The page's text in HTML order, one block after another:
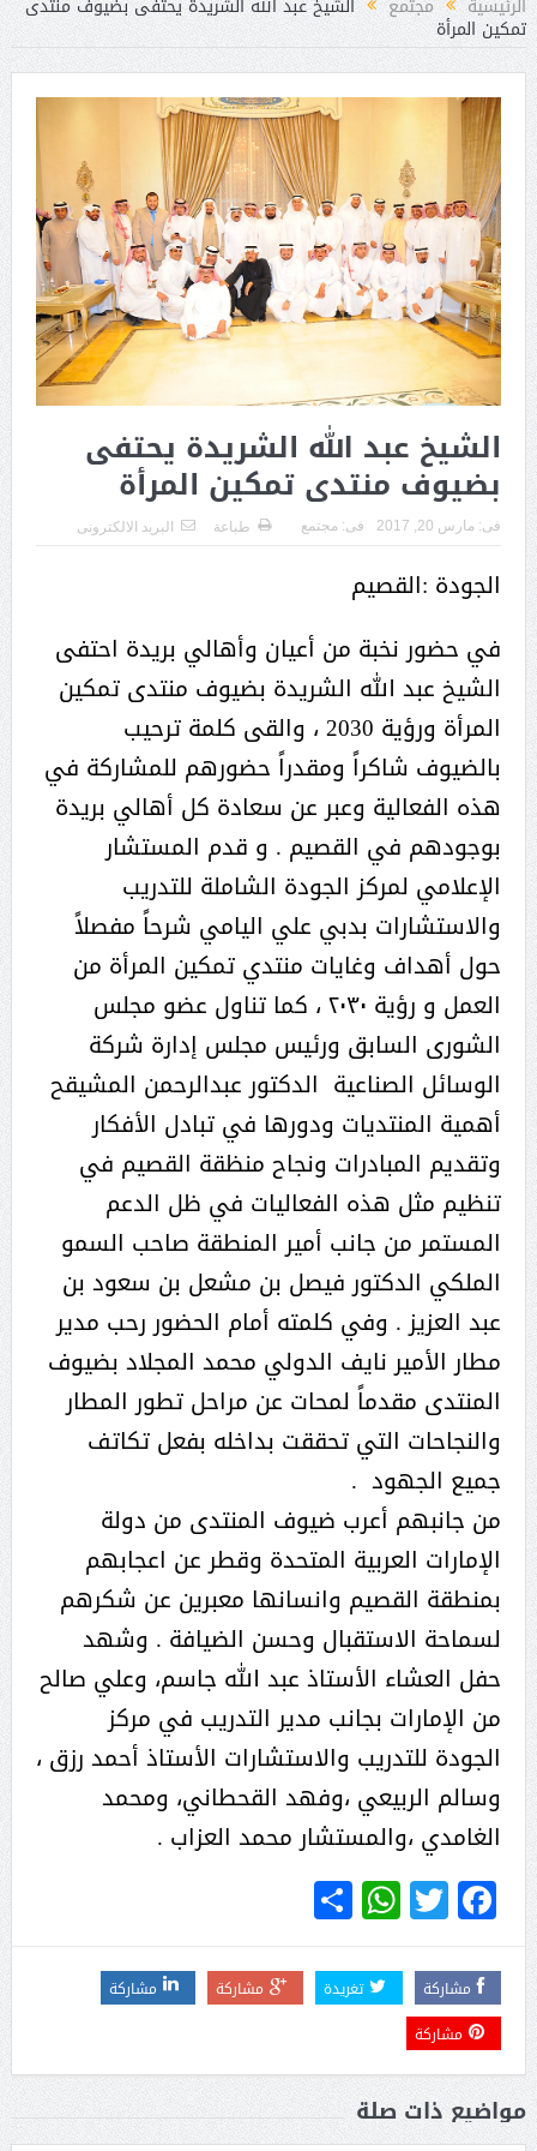
تمكين المرأة
الشيخ عبد الله الشريدة يحتفى
بضيوف منتدى تمكين المرأة
فى: مارس 20, 2017 فى: مجتمع طباعة البريد الالكترونى
الجودة :القصيم
في حضور نخبة من أعيان وأهالي بريدة احتفى
الشيخ عبد الله الشريدة بضيوف منتدى تمكين
المرأة ورؤية 2030 ، والقى كلمة ترحيب
بالضيوف شاكراً ومقدراً حضورهم للمشاركة في
هذه الفعالية وعبر عن سعادة كل أهالي بريدة
بوجودهم في القصيم . و قدم المستشار
الإعلامي لمركز الجودة الشاملة للتدريب
والاستشارات بدبي علي اليامي شرحاً مفصلاً
حول أهداف وغايات منتدي تمكين المرأة من
العمل و رؤية ٢٠٣٠ ، كما تناول عضو مجلس
الشورى السابق ورئيس مجلس إدارة شركة
الوسائل الصناعية الدكتور عبدالرحمن المشيقح
أهمية المنتديات ودورها في تبادل الأفكار
وتقديم المبادرات ونجاح منظقة القصيم في
تنظيم مثل هذه الفعاليات في ظل الدعم
المستمر من جانب أمير المنطقة صاحب السمو
الملكي الدكتور فيصل بن مشعل بن سعود بن
عبد العزيز . وفي كلمته أمام الحضور رحب مدير
مطار الأمير نايف الدولي محمد المجلاد بضيوف
المنتدى مقدماً لمحات عن مراحل تطور المطار
والنجاحات التي تحققت بداخله بفعل تكاتف
جميع الجهود .
من جانبهم أعرب ضيوف المنتدى من دولة
الإمارات العربية المتحدة وقطر عن اعجابهم
بمنطقة القصيم وانسانها معبرين عن شكرهم
لسماحة الاستقبال وحسن الضيافة . وشهد
حفل العشاء الأستاذ عبد الله جاسم، وعلي صالح
من الإمارات بجانب مدير التدريب في مركز
الجودة للتدريب والاستشارات الأستاذ أحمد رزق ،
وسالم الربيعي ،وفهد القحطاني، ومحمد
الغامدي ،والمستشار محمد العزاب .
Facebook
Twitter
WhatsApp
Share
مشاركة تغريدة مشاركة
مشاركة
مشاركة
مواضيع ذات صلة